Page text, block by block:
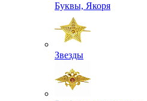
Буквы, Якоря
Звезды